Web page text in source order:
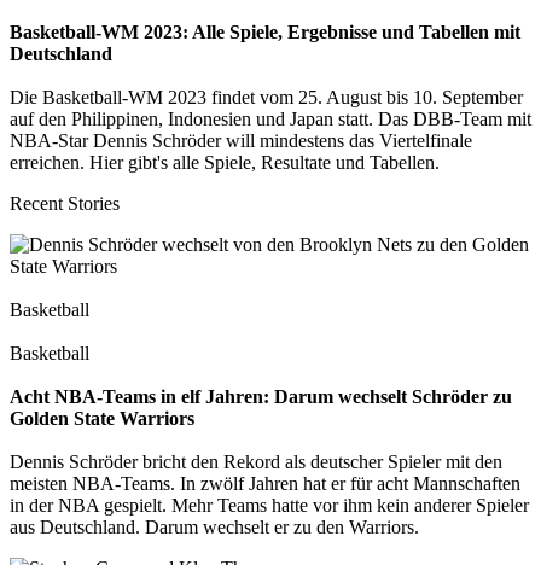
Basketball-WM 2023: Alle Spiele, Ergebnisse und Tabellen mit
Deutschland
Die Basketball-WM 2023 findet vom 25. August bis 10. September
auf den Philippinen, Indonesien und Japan statt. Das DBB-Team mit
NBA-Star Dennis Schröder will mindestens das Viertelfinale
erreichen. Hier gibt's alle Spiele, Resultate und Tabellen.
Recent Stories
Basketball
Basketball
Acht NBA-Teams in elf Jahren: Darum wechselt Schröder zu
Golden State Warriors
Dennis Schröder bricht den Rekord als deutscher Spieler mit den
meisten NBA-Teams. In zwölf Jahren hat er für acht Mannschaften
in der NBA gespielt. Mehr Teams hatte vor ihm kein anderer Spieler
aus Deutschland. Darum wechselt er zu den Warriors.